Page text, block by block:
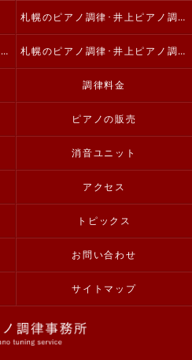
札幌のピアノ調律･井上ピアノ調律事務所の口コミ情報
札幌のピアノ調律･井上ピアノ調律事務所の評判 札幌のピアノ調律･井上ピアノ調律事務所のお客様の声
調律料金
ピアノの販売
消音ユニット
アクセス
トピックス
お問い合わせ
サイトマップ